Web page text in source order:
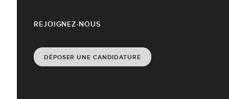
REJOIGNEZ-NOUS
DÉPOSER UNE CANDIDATURE